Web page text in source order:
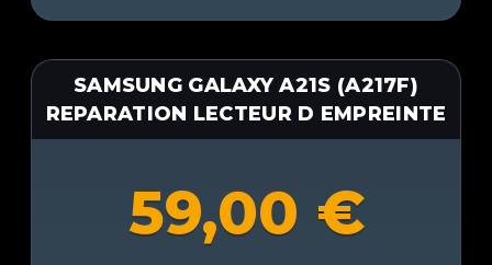
SAMSUNG GALAXY A21S (A217F)
REPARATION LECTEUR D EMPREINTE
59,00 €